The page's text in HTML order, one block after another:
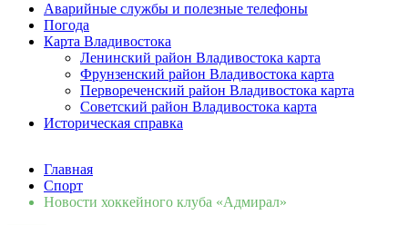
Аварийные службы и полезные телефоны
Погода
Карта Владивостока
Ленинский район Владивостока карта
Фрунзенский район Владивостока карта
Первореченский район Владивостока карта
Советский район Владивостока карта
Историческая справка
Сломалась бытовая техника во Владивостоке: как
быстро вернуть комфорт в дом и из...06.08.2026
Главная
Спорт
Новости хоккейного клуба «Адмирал»